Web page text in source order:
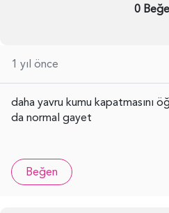
0
1 yıl önce
daha yavru kumu kapatmasını
da normal gayet
Beğen